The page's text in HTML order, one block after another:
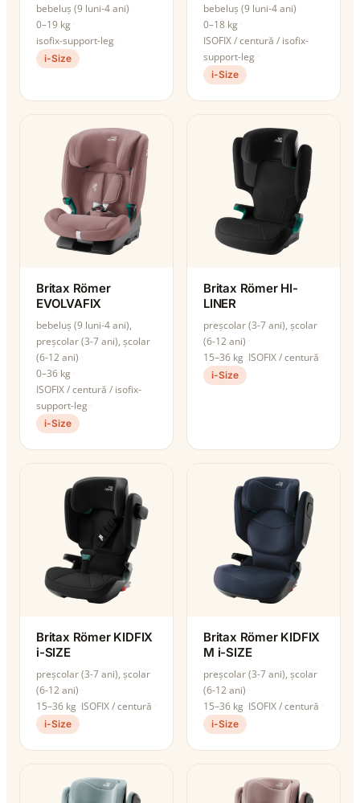
bebeluș (9 luni-4 ani)
0–19 kg
isofix-support-leg
i-Size
bebeluș (9 luni-4 ani)
0–18 kg
ISOFIX / centură / isofix-
support-leg
i-Size
Britax Römer
EVOLVAFIX
bebeluș (9 luni-4 ani),
preșcolar (3-7 ani), școlar
(6-12 ani)
0–36 kg
ISOFIX / centură / isofix-
support-leg
i-Size
Britax Römer HI-
LINER
preșcolar (3-7 ani), școlar
(6-12 ani)
15–36 kg ISOFIX / centură
i-Size
Britax Römer KIDFIX
i-SIZE
preșcolar (3-7 ani), școlar
(6-12 ani)
15–36 kg ISOFIX / centură
i-Size
Britax Römer KIDFIX
M i-SIZE
preșcolar (3-7 ani), școlar
(6-12 ani)
15–36 kg ISOFIX / centură
i-Size